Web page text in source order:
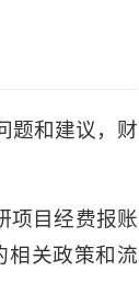
题和建议，财
项目经费报账
相关政策和流